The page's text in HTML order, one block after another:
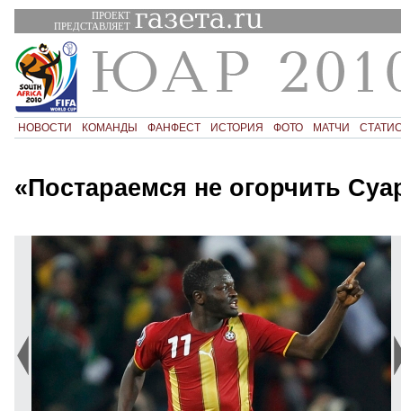
ПРОЕКТ
ПРЕДСТАВЛЯЕТ
НОВОСТИ КОМАНДЫ ФАНФЕСТ ИСТОРИЯ ФОТО МАТЧИ
«Постараемся не огорчить